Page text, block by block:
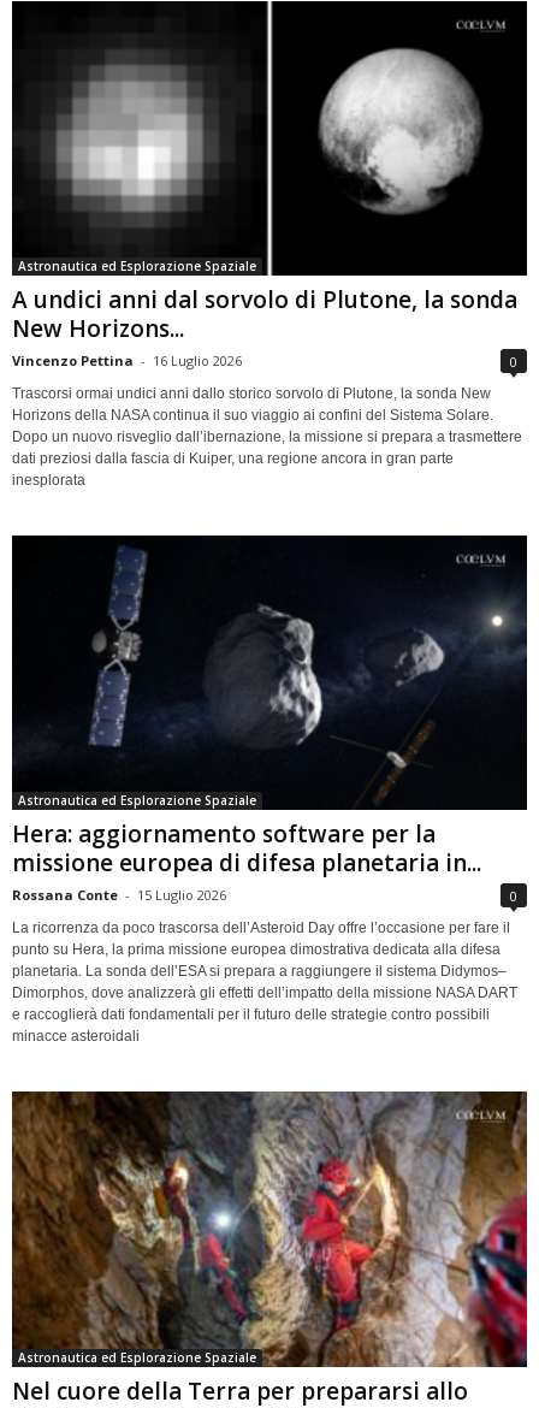
Astronautica ed Esplorazione Spaziale
A undici anni dal sorvolo di Plutone, la sonda
New Horizons...
Vincenzo Pettina - 16 Luglio 2026 0
Trascorsi ormai undici anni dallo storico sorvolo di Plutone, la sonda New
Horizons della NASA continua il suo viaggio ai confini del Sistema Solare.
Dopo un nuovo risveglio dall’ibernazione, la missione si prepara a trasmettere
dati preziosi dalla fascia di Kuiper, una regione ancora in gran parte
inesplorata
Astronautica ed Esplorazione Spaziale
Hera: aggiornamento software per la
missione europea di difesa planetaria in...
Rossana Conte - 15 Luglio 2026 0
La ricorrenza da poco trascorsa dell’Asteroid Day offre l’occasione per fare il
punto su Hera, la prima missione europea dimostrativa dedicata alla difesa
planetaria. La sonda dell’ESA si prepara a raggiungere il sistema Didymos–
Dimorphos, dove analizzerà gli effetti dell’impatto della missione NASA DART
e raccoglierà dati fondamentali per il futuro delle strategie contro possibili
minacce asteroidali
Astronautica ed Esplorazione Spaziale
Nel cuore della Terra per prepararsi allo